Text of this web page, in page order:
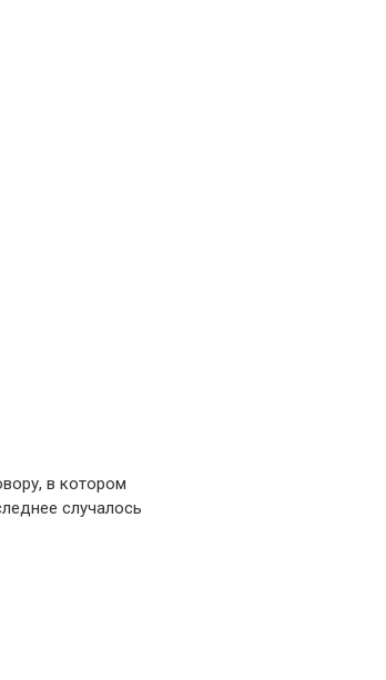
в котором
случалось